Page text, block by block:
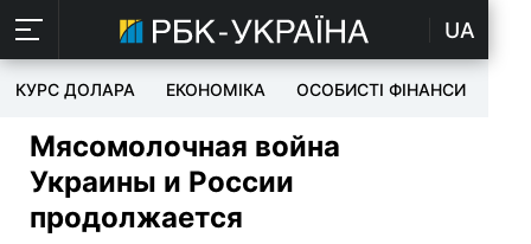
UA
КУРС ДОЛАРА ЕКОНОМІКА ОСОБИСТІ ФІНАНСИ
Мясомолочная война
Украины и России
продолжается